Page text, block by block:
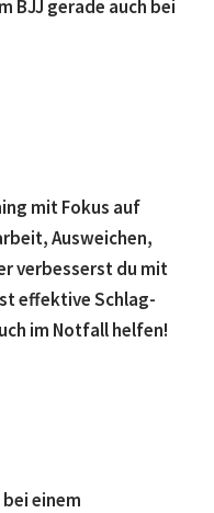
BJJ gerade auch bei
mit Fokus auf
Ausweichen,
verbesserst du mit
effektive Schlag-
im Notfall helfen!
einem